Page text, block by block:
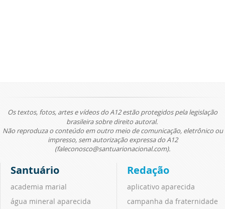
Os textos, fotos, artes e vídeos do A12 estão protegidos pela legislação
brasileira sobre direito autoral.
Não reproduza o conteúdo em outro meio de comunicação, eletrônico ou
impresso, sem autorização expressa do A12
(faleconosco@santuarionacional.com).
Santuário
academia marial
água mineral aparecida
Redação
aplicativo aparecida
campanha da fraternidade